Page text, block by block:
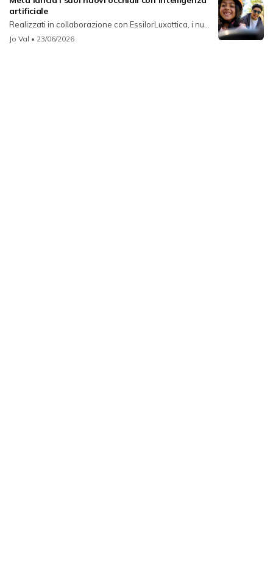
artificiale
Realizzati in collaborazione con EssilorLuxottica, i nu...
Jo Val • 23/06/2026